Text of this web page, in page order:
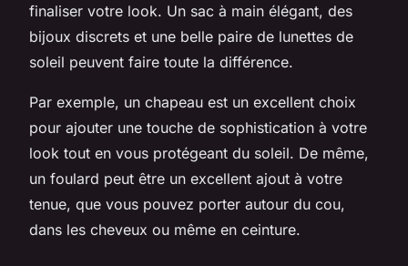
finaliser votre look. Un sac à main élégant, des
bijoux discrets et une belle paire de lunettes de
soleil peuvent faire toute la différence.
Par exemple, un chapeau est un excellent choix
pour ajouter une touche de sophistication à votre
look tout en vous protégeant du soleil. De même,
un foulard peut être un excellent ajout à votre
tenue, que vous pouvez porter autour du cou,
dans les cheveux ou même en ceinture.